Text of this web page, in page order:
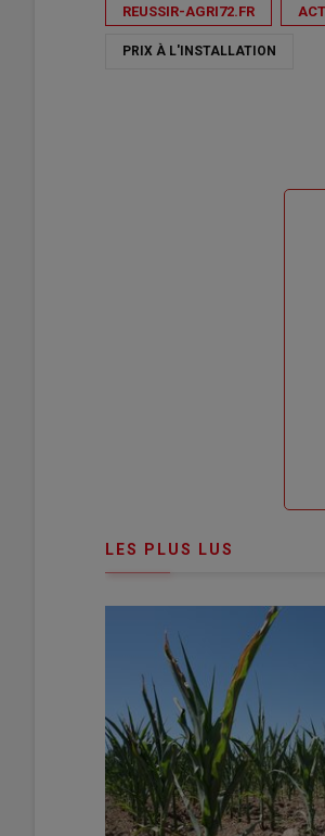
REUSSIR-AGRI72.FR
PRIX À L'INSTALLATION
LES PLUS LUS